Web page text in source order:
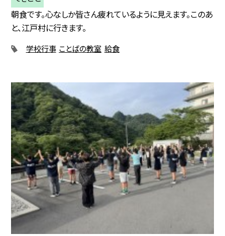
朝食です。心なしか皆さん疲れているように見えます。このあ
と、江戸村に行きます。
学校行事 ことばの教室 給食